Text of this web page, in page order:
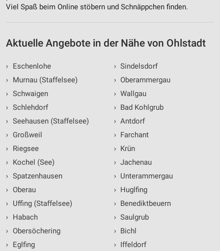
Viel Spaß beim Online stöbern und Schnäppchen finden.
Aktuelle Angebote in der Nähe von Ohlstadt
›
Eschenlohe
›
Murnau (Staffelsee)
› Schwaigen
› Schlehdorf
› Seehausen (Staffelsee)
›
Großweil
›
Riegsee
›
Kochel (See)
› Spatzenhausen
›
Oberau
›
Uffing (Staffelsee)
›
Habach
›
Obersöchering
›
Eglfing
› Sindelsdorf
› Oberammergau
› Wallgau
› Bad Kohlgrub
› Antdorf
› Farchant
› Krün
› Jachenau
› Unterammergau
› Huglfing
› Benediktbeuern
› Saulgrub
› Bichl
› Iffeldorf